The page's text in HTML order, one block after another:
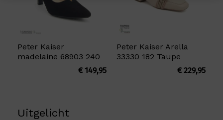
Peter Kaiser
madelaine 68903 240
€149,95
Peter Kaiser Arella
33330 182 Taupe
€229,95
Uitgelicht